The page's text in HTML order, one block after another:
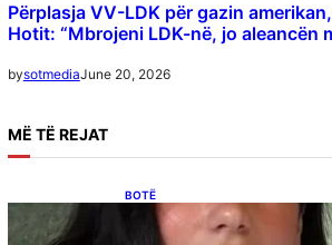
Përplasja VV-LDK për gazin
Hotit: “Mbrojeni LDK-në, jo aleancën
bysotmediaJune 20, 2026
MË TË REJAT
BOTË
Besnik Qaka rrëfen
Dua Lipës: “Një event